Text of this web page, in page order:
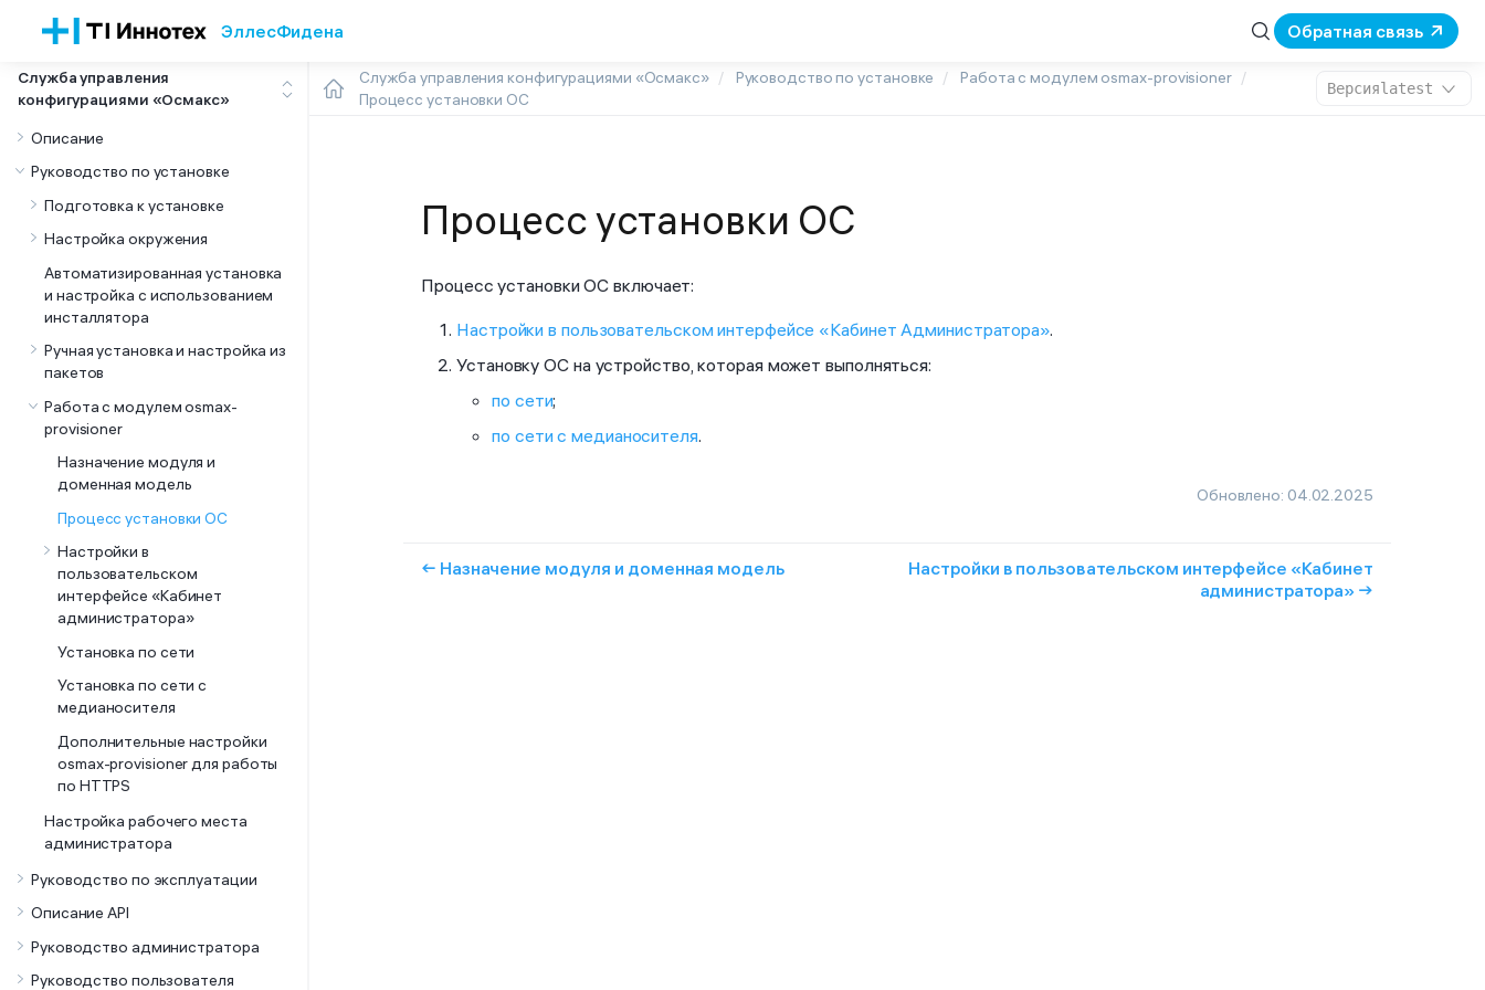
ЭллесФидена Обратная связь
Служба управления
конфигурациями «Осмакс»
Описание
Руководство по установке
Подготовка к установке
Настройка окружения
Автоматизированная установка
и настройка с использованием
инсталлятора
Ручная установка и настройка из
пакетов
Работа с модулем osmax-
provisioner
Назначение модуля и
доменная модель
Процесс установки ОС
Настройки в
пользовательском
интерфейсе «Кабинет
администратора»
Установка по сети
Установка по сети с
медианосителя
Дополнительные настройки
osmax-provisioner для работы
по HTTPS
Настройка рабочего места
администратора
Руководство по эксплуатации
Описание API
Руководство администратора
Руководство пользователя
Служба управления конфигурациями «Осмакс» Руководство по установке
Работа с модулем osmax-provisioner
Процесс установки ОС
Версияlatest
Процесс установки ОС
Процесс установки ОС включает:
Настройки в пользовательском интерфейсе «Кабинет Администратора».
Установку ОС на устройство, которая может выполняться:
по сети;
по сети с медианосителя.
Обновлено: 04.02.2025
← Назначение модуля и доменная модель
Настройки в пользовательском интерфейсе «Кабинет
администратора» →